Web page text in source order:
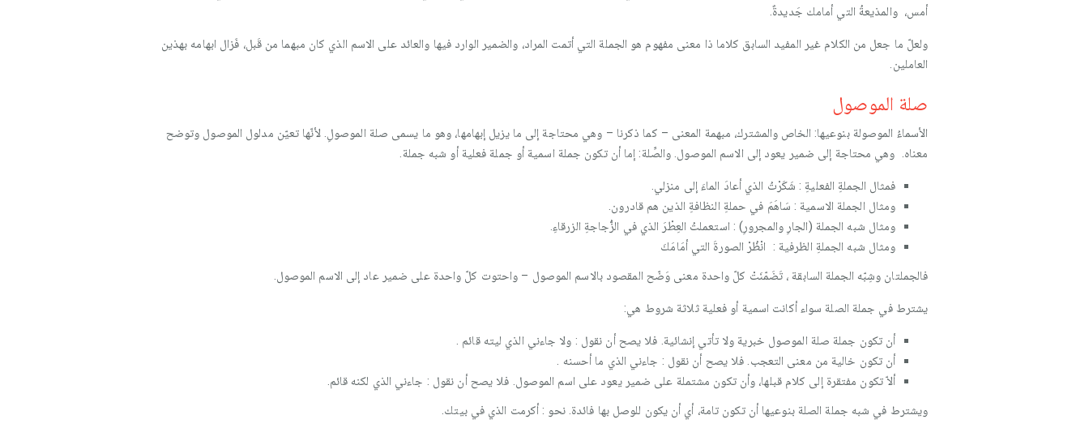
أمس، والمذيعةُ التي أمامك جَديدةٌ.
ولعلّ ما جعل من الكلام غير المفيد السابق كلاما ذا معنى مفهوم هو الجملة التي أتمت المراد، والضمير الوارد فيها والعائد على الاسم الذي كان مبهما من قَبل، فَزال ابهامه بهذين
العاملين.
صلة الموصول
الأسماءُ الموصولة بنوعيها: الخاص والمشترك، مبهمة المعنى – كما ذكرنا – وهي محتاجة إلى ما يزيل إبهامها، وهو ما يسمى صلة الموصولِ. لأنّها تعيّن مدلول الموصول وتوضح
معناه. وهي محتاجة إلى ضمير يعود إلى الاسم الموصول. والصِّلة: إما أن تكون جملة اسمية أو جملة فعلية أو شبه جملة.
فمثال الجملةِ الفعليةِ : شَكَرْتُ الذي أعادَ الماءَ إلى منزلي.
ومثال الجملة الاسمية : سَاهَمَ في حملةِ النظافةِ الذين هم قادرون.
ومثال شبه الجملة (الجارِ والمجرورِ) : استعملتُ العِطْرَ الذي في الزُّجاجةِ الزرقاءِ.
ومثال شبه الجملةِ الظرفية : انْظُرْ الصورةَ التي أمَامَكَ
فالجملتان وشِبّه الجملة السابقة ، تَضَمّنَتْ كلّ واحدة معنى وَضّح المقصود بالاسم الموصول – واحتوت كلّ واحدة على ضمير عاد إلى الاسم الموصول.
يشترط في جملة الصلة سواء أكانت اسمية أو فعلية ثلاثة شروط هي:
أن تكون جملة صلة الموصول خبرية ولا تأتي إنشائية. فلا يصح أن نقول : ولا جاءني الذي ليته قائم .
أن تكون خالية من معنى التعجب. فلا يصح أن نقول : جاءني الذي ما أحسنه .
ألاّ تكون مفتقرة إلى كلام قبلها، وأن تكون مشتملة على ضمير يعود على اسم الموصول. فلا يصح أن نقول : جاءني الذي لكنه قائم.
ويشترط في شبه جملة الصلة بنوعيها أن تكون تامة، أي أن يكون للوصل بها فائدة. نحو : أكرمت الذي في بيتك.